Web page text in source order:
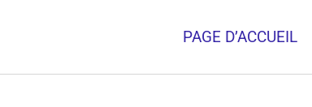
PAGE D’ACCUEIL